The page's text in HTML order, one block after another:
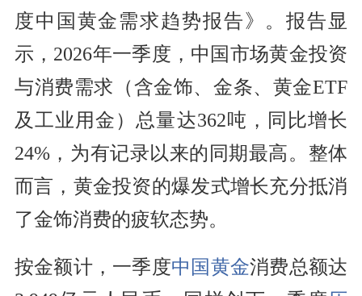
度中国黄金需求趋势报告》。报告显
示，2026年一季度，中国市场黄金投资
与消费需求（含金饰、金条、黄金ETF
及工业用金）总量达362吨，同比增长
24%，为有记录以来的同期最高。整体
而言，黄金投资的爆发式增长充分抵消
了金饰消费的疲软态势。
按金额计，一季度中国黄金消费总额达